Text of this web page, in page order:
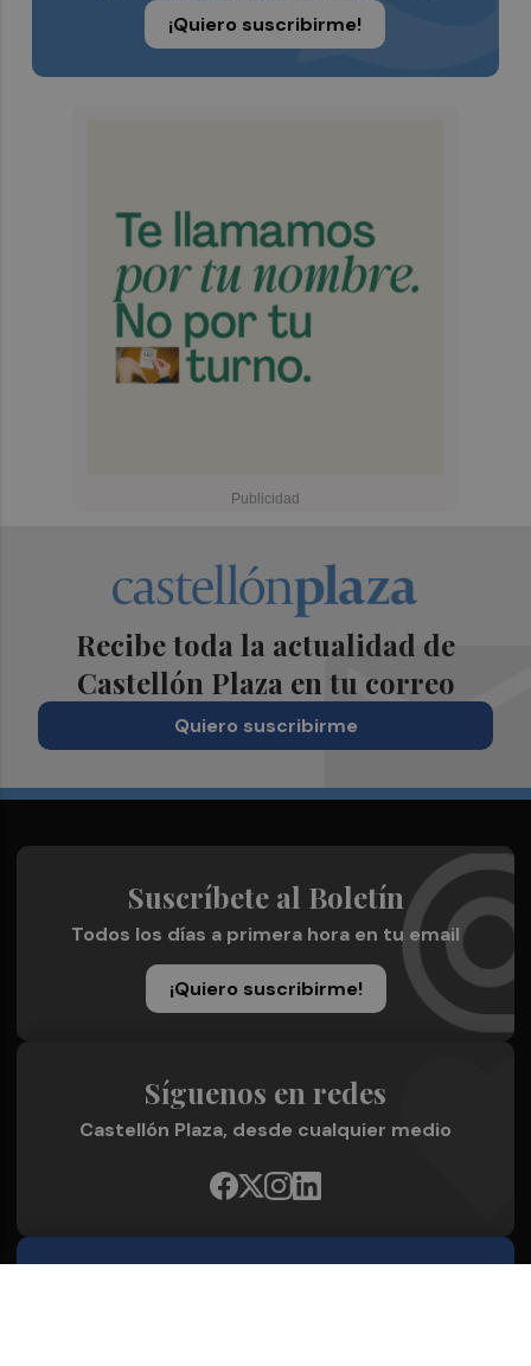
¡Quiero suscribirme!
Recibe toda la actualidad de
Castellón Plaza en tu correo
Quiero suscribirme
Suscríbete al Boletín
Todos los días a primera hora en tu email
¡Quiero suscribirme!
Síguenos en redes
Castellón Plaza, desde cualquier medio